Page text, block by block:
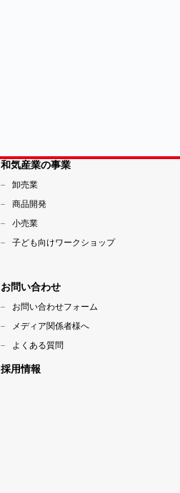
和気産業の事業
卸売業
商品開発
小売業
子ども向けワークショップ
お問い合わせ
お問い合わせフォーム
メディア関係者様へ
よくある質問
採用情報